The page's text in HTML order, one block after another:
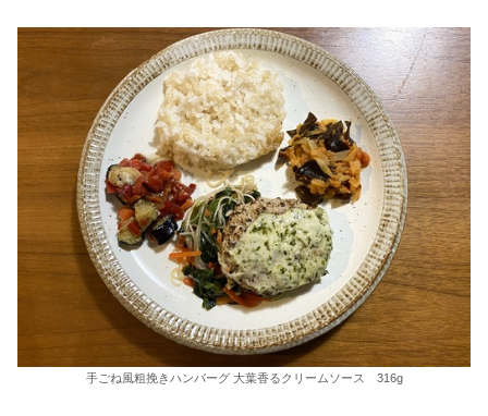
手ごね風粗挽きハンバーグ 大葉香るクリームソース 316g